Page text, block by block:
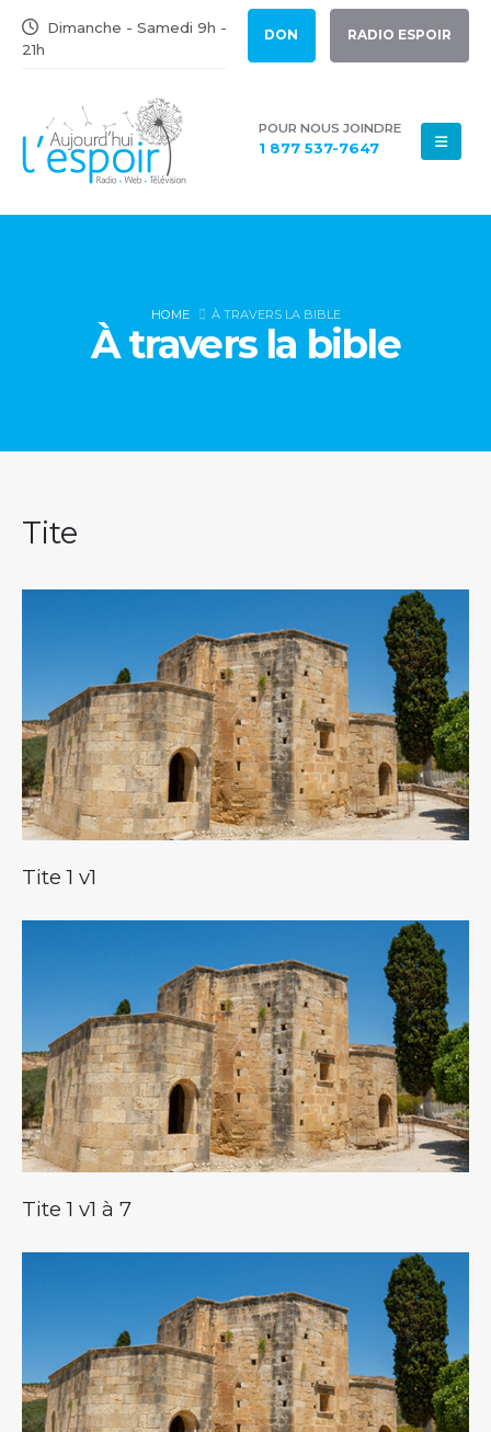
Dimanche - Samedi 9h -
21h
DON RADIO ESPOIR
POUR NOUS JOINDRE
1 877 537-7647
HOME À TRAVERS LA BIBLE
À travers la bible
Tite
Tite 1 v1
Tite 1 v1 à 7